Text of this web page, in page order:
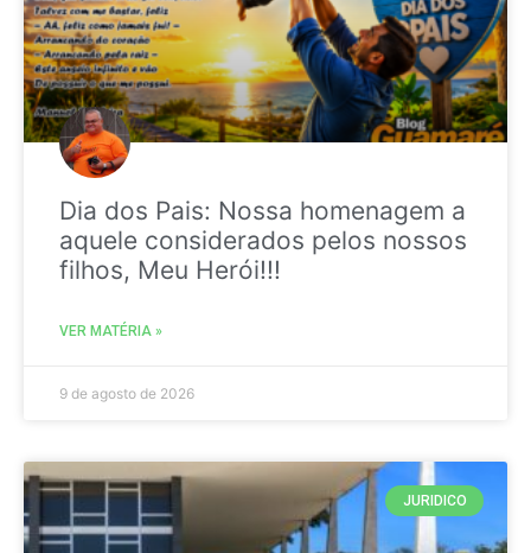
Dia dos Pais: Nossa homenagem a
aquele considerados pelos nossos
filhos, Meu Herói!!!
VER MATÉRIA »
9 de agosto de 2026
JURIDICO